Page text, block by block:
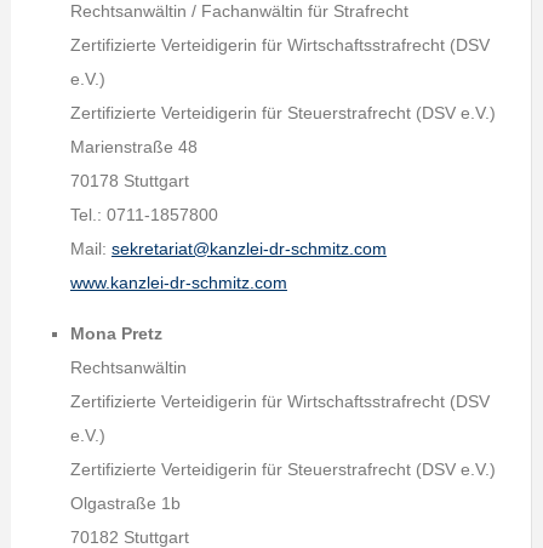
Rechtsanwältin / Fachanwältin für Strafrecht
Zertifizierte Verteidigerin für Wirtschaftsstrafrecht (DSV
e.V.)
Zertifizierte Verteidigerin für Steuerstrafrecht (DSV e.V.)
Marienstraße 48
70178 Stuttgart
Tel.: 0711-1857800
Mail: sekretariat@kanzlei-dr-schmitz.com
www.kanzlei-dr-schmitz.com
Mona Pretz
Rechtsanwältin
Zertifizierte Verteidigerin für Wirtschaftsstrafrecht (DSV
e.V.)
Zertifizierte Verteidigerin für Steuerstrafrecht (DSV e.V.)
Olgastraße 1b
70182 Stuttgart